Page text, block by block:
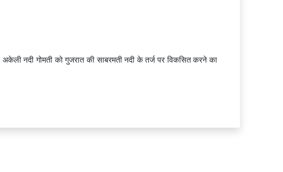
नदी गोमती को गुजरात की साबरमती नदी के तर्ज पर विकसित करने का